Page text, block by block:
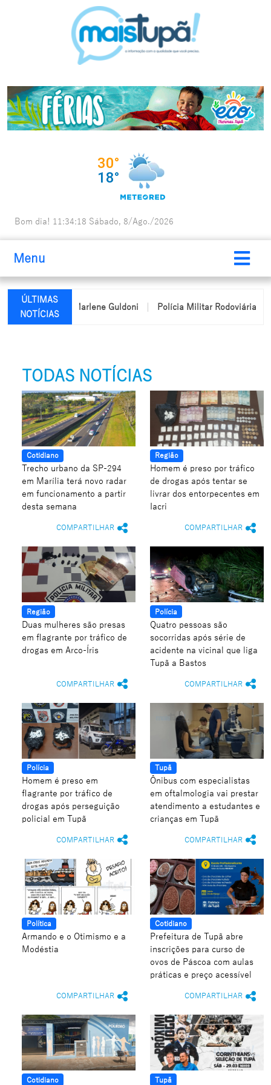
Bom dia! 11:34:20 Sábado, 8/Ago./2026
Menu
ÚLTIMAS
NOTÍCIAS
professora Marlene Guldoni Polícia Militar Rodoviária passa
TODAS NOTÍCIAS
Cotidiano
Trecho urbano da SP-294
em Marília terá novo radar
em funcionamento a partir
desta semana
COMPARTILHAR
Região
Homem é preso por tráfico
de drogas após tentar se
livrar dos entorpecentes em
Iacri
COMPARTILHAR
Região
Duas mulheres são presas
em flagrante por tráfico de
drogas em Arco-Íris
COMPARTILHAR
Polícia
Quatro pessoas são
socorridas após série de
acidente na vicinal que liga
Tupã a Bastos
COMPARTILHAR
Polícia
Homem é preso em
flagrante por tráfico de
drogas após perseguição
policial em Tupã
COMPARTILHAR
Tupã
Ônibus com especialistas
em oftalmologia vai prestar
atendimento a estudantes e
crianças em Tupã
COMPARTILHAR
Política
Armando e o Otimismo e a
Modéstia
COMPARTILHAR
Cotidiano
Prefeitura de Tupã abre
inscrições para curso de
ovos de Páscoa com aulas
práticas e preço acessível
COMPARTILHAR
Cotidiano Tupã